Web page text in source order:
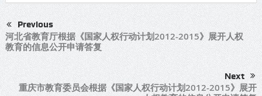
Previous
河北省教育厅根据《国家人权行动计划2012-2015》展开人权
教育的信息公开申请答复
Next
重庆市教育委员会根据《国家人权行动计划2012-2015》展开